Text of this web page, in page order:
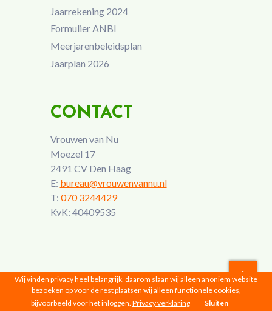
Jaarrekening 2024
Formulier ANBI
Meerjarenbeleidsplan
Jaarplan 2026
CONTACT
Vrouwen van Nu
Moezel 17
2491 CV Den Haag
E: bureau@vrouwenvannu.nl
T: 070 3244429
KvK: 40409535
Vrouwen van Nu © 2026 |Privacyverklaring
Wij vinden privacy heel belangrijk, daarom slaan wij alleen anoniem website
bezoeken op voor de rest plaatsen wij alleen functionele cookies,
bijvoorbeeld voor het inloggen. Privacy verklaring Sluiten